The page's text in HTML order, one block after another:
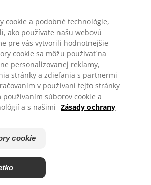
Pet Nutrition, Inc.
vyhradené.
Právne vyhlásenie
cookie a podobné technológie,
ako používate našu webovú
pre vás vytvorili hodnotnejšie
cookie sa môžu používať na
personalizovanej reklamy,
stránky a zdieľania s partnermi
v používaní tejto stránky
súborov cookie a
a s našimi Zásady ochrany
cookie